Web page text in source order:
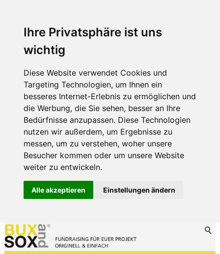
Ihre Privatsphäre ist uns
wichtig
Diese Website verwendet Cookies und
Targeting Technologien, um Ihnen ein
besseres Internet-Erlebnis zu ermöglichen und
die Werbung, die Sie sehen, besser an Ihre
Bedürfnisse anzupassen. Diese Technologien
nutzen wir außerdem, um Ergebnisse zu
messen, um zu verstehen, woher unsere
Besucher kommen oder um unsere Website
weiter zu entwickeln.
Alle akzeptieren Einstellungen ändern